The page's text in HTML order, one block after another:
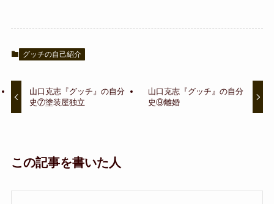
グッチの自己紹介
山口克志『グッチ』の自分
史⑦塗装屋独立
山口克志『グッチ』の自分
史⑨離婚
この記事を書いた人